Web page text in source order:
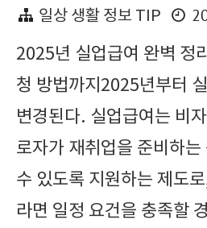
일상 생활 정보 TIP
2025년 실업급여 완벽 정
청 방법까지2025년부터
변경된다. 실업급여는 비
로자가 재취업을 준비하
수 있도록 지원하는 제도
라면 일정 요건을 충족할